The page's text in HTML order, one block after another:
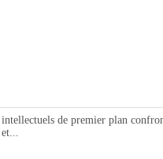
de premier plan